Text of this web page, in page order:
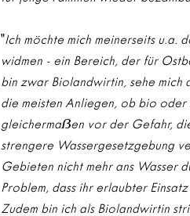
"Ich möchte mich meinerseits u.a.
widmen - ein Bereich, der für
bin zwar Biolandwirtin, sehe mich
die meisten Anliegen, ob bio
gleichermaẞen vor der Gefahr,
strengere Wassergesetzgebung
Gebieten nicht mehr ans Wasser
Problem, dass ihr erlaubter
Zudem bin ich als Biolandwirtin